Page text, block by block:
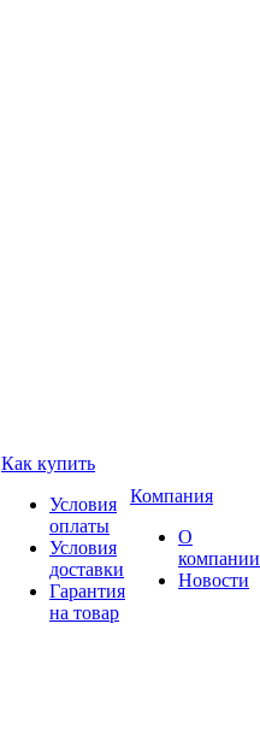
Как купить
Условия
оплаты
Условия
доставки
Гарантия
на товар
Компания
О
компании
Новости